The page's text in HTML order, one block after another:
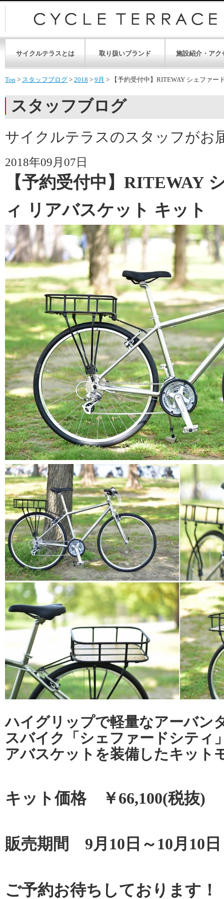
サイクルテラスとは 取り扱いブランド 施設紹介・アク
Top > スタッフブログ > 2018 > 9月 > 【予約受付中】RITEWAY シェファ
スタッフブログ
サイクルテラスのスタッフがお
2018年09月07日
【予約受付中】RITEWAY
ィ リアバスケット キット
ハイグリップで軽量なアーバン
スバイク「シェファードシティ
アバスケットを装備したキット
キット価格 ￥66,100(税抜)
販売期間 9月10日～10月10日
ご予約お待ちしております！